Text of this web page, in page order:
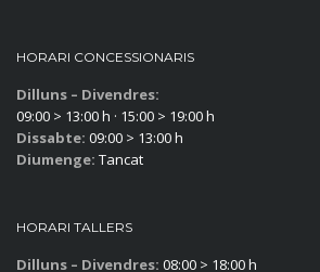
HORARI CONCESSIONARIS
Dilluns – Divendres:
09:00 > 13:00 h · 15:00 > 19:00 h
Dissabte: 09:00 > 13:00 h
Diumenge: Tancat
HORARI TALLERS
Dilluns – Divendres: 08:00 > 18:00 h